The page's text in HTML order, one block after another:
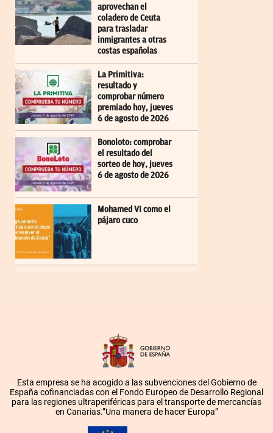
aprovechan el
coladero de Ceuta
para trasladar
inmigrantes a otras
costas españolas
La Primitiva:
resultado y
comprobar número
premiado hoy, jueves
6 de agosto de 2026
Bonoloto: comprobar
el resultado del
sorteo de hoy, jueves
6 de agosto de 2026
Mohamed VI como el
pájaro cuco
Esta empresa se ha acogido a las subvenciones del Gobierno de
España cofinanciadas con el Fondo Europeo de Desarrollo Regional
para las regiones ultraperiféricas para el transporte de mercancías
en Canarias.”Una manera de hacer Europa”